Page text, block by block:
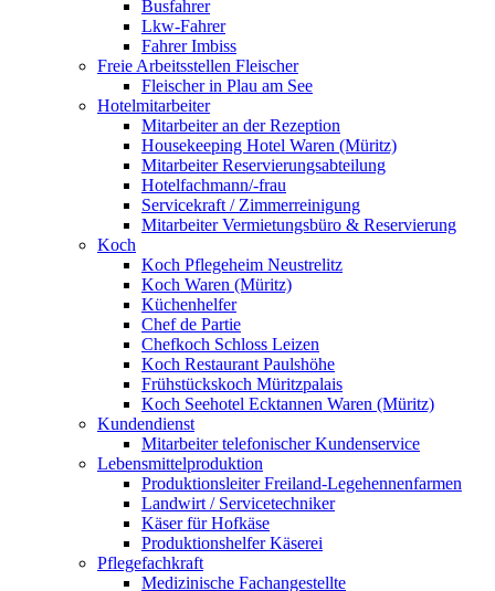
Busfahrer
Lkw-Fahrer
Fahrer Imbiss
Freie Arbeitsstellen Fleischer
Fleischer in Plau am See
Hotelmitarbeiter
Mitarbeiter an der Rezeption
Housekeeping Hotel Waren (Müritz)
Mitarbeiter Reservierungsabteilung
Hotelfachmann/-frau
Servicekraft / Zimmerreinigung
Mitarbeiter Vermietungsbüro & Reservierung
Koch
Koch Pflegeheim Neustrelitz
Koch Waren (Müritz)
Küchenhelfer
Chef de Partie
Chefkoch Schloss Leizen
Koch Restaurant Paulshöhe
Frühstückskoch Müritzpalais
Koch Seehotel Ecktannen Waren (Müritz)
Kundendienst
Mitarbeiter telefonischer Kundenservice
Lebensmittelproduktion
Produktionsleiter Freiland-Legehennenfarmen
Landwirt / Servicetechniker
Käser für Hofkäse
Produktionshelfer Käserei
Pflegefachkraft
Medizinische Fachangestellte